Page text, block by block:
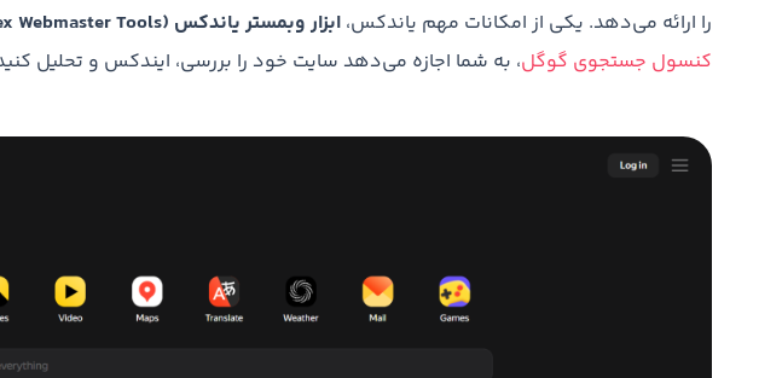
را ارائه می‌دهد. یکی از امکانات مهم یاندکس، ابزار وبمستر یاندکس (Yandex Webmaster Tools)
کنسول جستجوی گوگل، به شما اجازه می‌دهد سایت خود را بررسی، ایندکس و تحلیل